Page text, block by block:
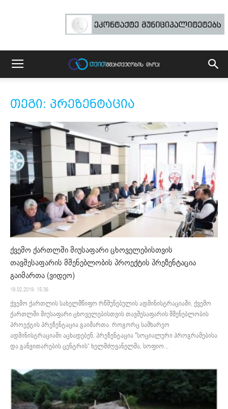
თეგი: პრეზენტაცია
ქვემო ქართლში მიუსაფარი ცხოველებისთვის
თავშესაფარის მშენებლობის პროექტის პრეზენტაცია
გაიმართა (ვიდეო)
19.02.2019. 15:36
ქვემო ქართლის სახელმწიფო რწმუნებულის ადმინისტრაციაში, ქვემო
ქართლში მიუსაფარი ცხოველებისთვის თავშესაფარის მშენებლობის
პროექტის პრეზენტაცია გაიმართა. როგორც სამხარეო
ადმინისტრაციაში აცხადებენ, პრეზენტაცია "სოციალური პროგრამებისა
და განვითარების ცენტრის“ ხელმძღვანელმა, სოფიო...